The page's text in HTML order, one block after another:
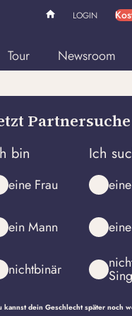
LOGIN
Tour Newsroom
bin
eine Frau
ein Mann
nichtbinär
Ich
kannst dein Geschlecht später noch